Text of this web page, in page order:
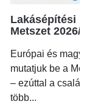
Lakásépítési
Metszet 2026/2.
Európai és magyar
mutatjuk be a
– ezúttal a családi
több...